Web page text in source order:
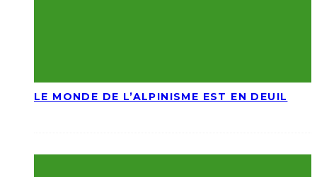
LE MONDE DE L’ALPINISME EST EN DEUIL